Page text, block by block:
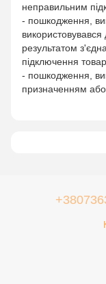
неправильним
- пошкодження,
використовувався
результатом
підключення
- пошкодження,
призначенням